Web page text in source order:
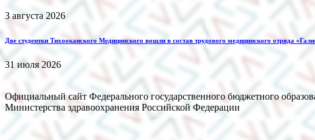
3 августа 2026
Две студентки Тихооканского Медицинского вошли в состав трудового медицинского отряда
31 июля 2026
Официальный сайт Федерального государственного бюджетного
Министерства здравоохранения Российской Федерации